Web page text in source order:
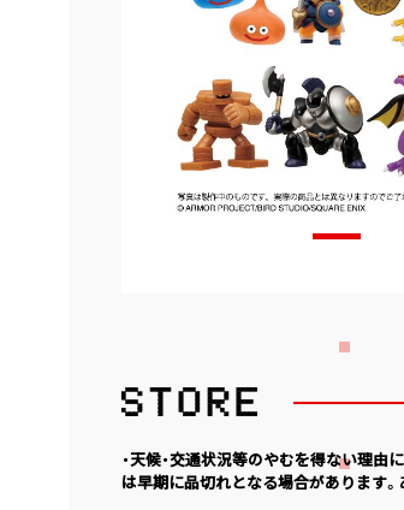
・天候・交通状況等のやむを得ない理由
は早期に品切れとなる場合があります。